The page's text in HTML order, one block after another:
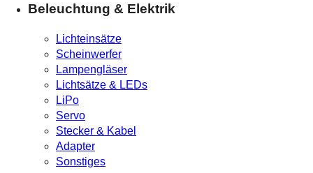
Beleuchtung & Elektrik
Lichteinsätze
Scheinwerfer
Lampengläser
Lichtsätze & LEDs
LiPo
Servo
Stecker & Kabel
Adapter
Sonstiges